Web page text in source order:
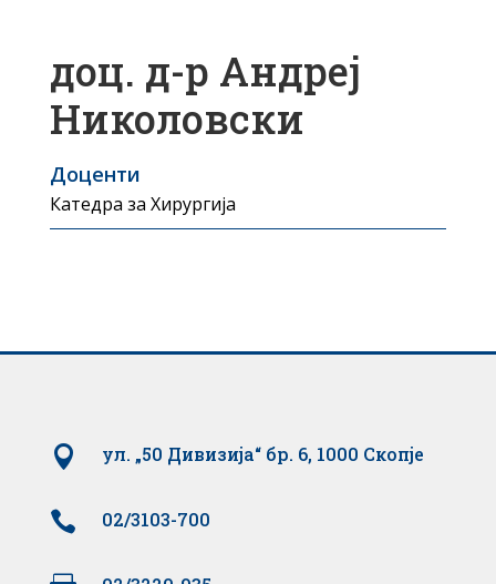
доц. д-р Андреј
Николовски
Доценти
Катедра за Хирургија
 ул. „50 Дивизија“ бр. 6, 1000 Скопје
 02/3103-700